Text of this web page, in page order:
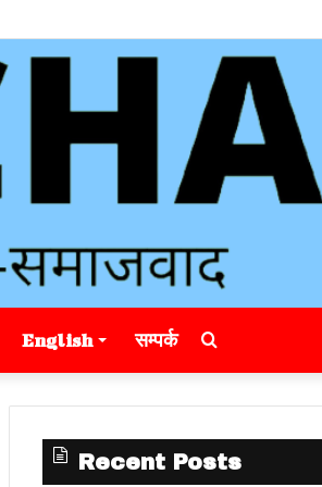
English सम्पर्क Search
for
Recent Posts